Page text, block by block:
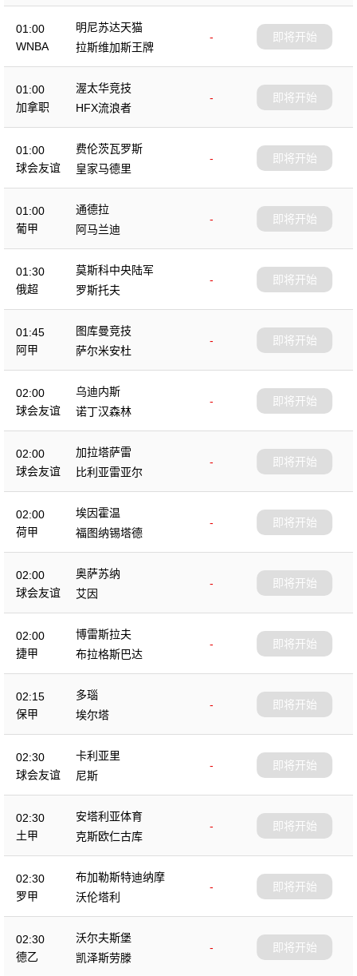
01:00
WNBA
明尼苏达天猫
-
拉斯维加斯王牌
即将开始
01:00
加拿职
渥太华竞技
-
HFX流浪者
即将开始
01:00
球会友谊
费伦茨瓦罗斯
-
皇家马德里
即将开始
01:00
葡甲
通德拉
-
阿马兰迪
即将开始
01:30
俄超
莫斯科中央陆军
-
罗斯托夫
即将开始
01:45
阿甲
图库曼竞技
-
萨尔米安杜
即将开始
02:00
球会友谊
乌迪内斯
-
诺丁汉森林
即将开始
02:00
球会友谊
加拉塔萨雷
-
比利亚雷亚尔
即将开始
02:00
荷甲
埃因霍温
-
福图纳锡塔德
即将开始
02:00
球会友谊
奥萨苏纳
-
艾因
即将开始
02:00
捷甲
博雷斯拉夫
-
布拉格斯巴达
即将开始
02:15
保甲
多瑙
-
埃尔塔
即将开始
02:30
球会友谊
卡利亚里
-
尼斯
即将开始
02:30
土甲
安塔利亚体育
-
克斯欧仁古库
即将开始
02:30
罗甲
布加勒斯特迪纳摩
-
沃伦塔利
即将开始
02:30
德乙
沃尔夫斯堡
-
凯泽斯劳滕
即将开始